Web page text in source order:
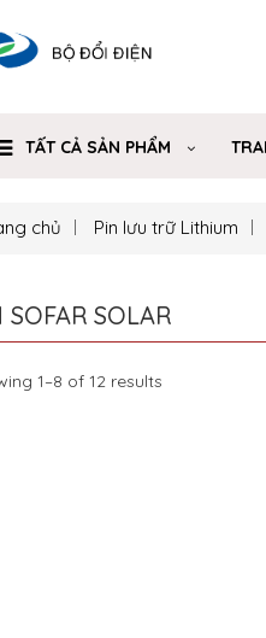
TẤT CẢ SẢN PHẨM
chủ Pin lưu trữ Lithium
SOFAR SOLAR
1–8 of 12 results